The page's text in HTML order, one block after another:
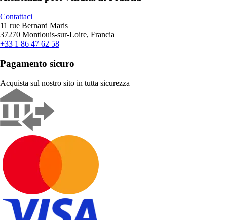
Contattaci
11 rue Bernard Maris
37270 Montlouis-sur-Loire, Francia
+33 1 86 47 62 58
Pagamento sicuro
Acquista sul nostro sito in tutta sicurezza